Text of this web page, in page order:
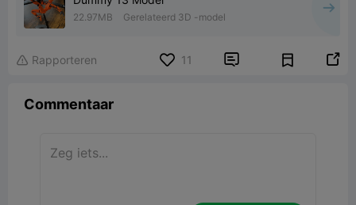
22.97MB Gerelateerd 3D -model
 Rapporteren 11  
Commentaar